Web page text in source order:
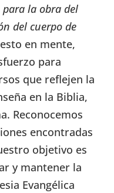
la obra del
del cuerpo de
en mente,
para
que reflejen la
en la Biblia,
Reconocemos
encontradas
objetivo es
y mantener la
Evangélica